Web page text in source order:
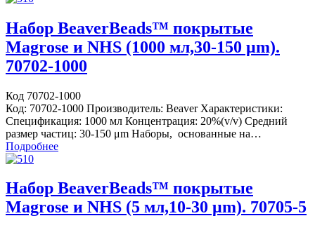
Набор BeaverBeads™ покрытые
Magrose и NHS (1000 мл,30-150 μm).
70702-1000
Код 70702-1000
Код: 70702-1000 Производитель: Beaver Характеристики:
Спецификация: 1000 мл Концентрация: 20%(v/v) Средний
размер частиц: 30-150 μm Наборы, основанные на…
Подробнее
Набор BeaverBeads™ покрытые
Magrose и NHS (5 мл,10-30 μm). 70705-5